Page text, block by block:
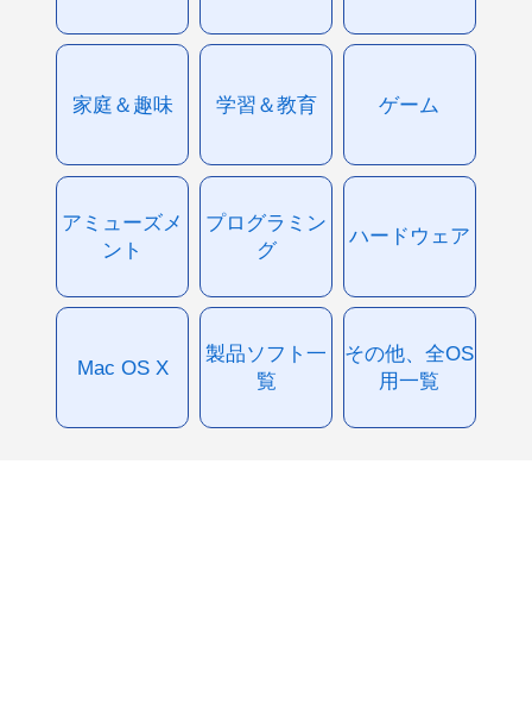
家庭＆趣味 学習＆教育 ゲーム
アミューズメ
ント
プログラミン
グ
ハードウェア
Mac OS X
製品ソフト一
覧
その他、全OS
用一覧